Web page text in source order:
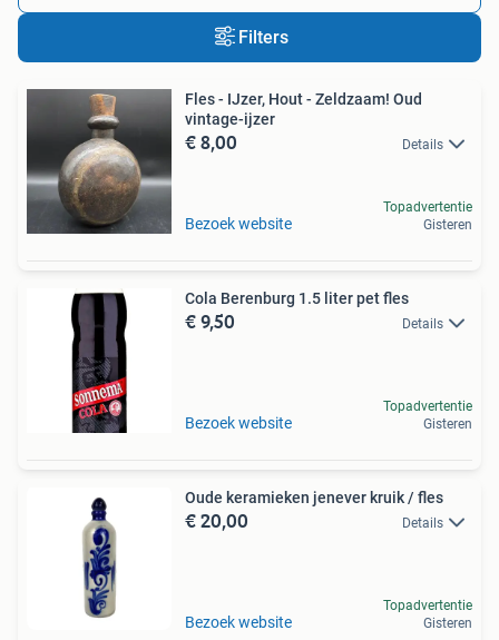
Filters
Fles - IJzer, Hout - Zeldzaam! Oud
vintage-ijzer
€ 8,00 Details
Bezoek website
Topadvertentie
Gisteren
Cola Berenburg 1.5 liter pet fles
€ 9,50 Details
Bezoek website
Topadvertentie
Gisteren
Oude keramieken jenever kruik / fles
€ 20,00 Details
Bezoek website
Topadvertentie
Gisteren